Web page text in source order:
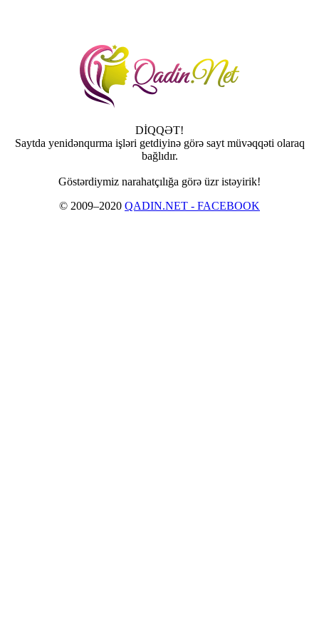
DİQQƏT!
Saytda yenidənqurma işləri getdiyinə görə sayt müvəqqəti olaraq
bağlıdır.
Göstərdiymiz narahatçılığa görə üzr istəyirik!
© 2009–2020 QADIN.NET - FACEBOOK